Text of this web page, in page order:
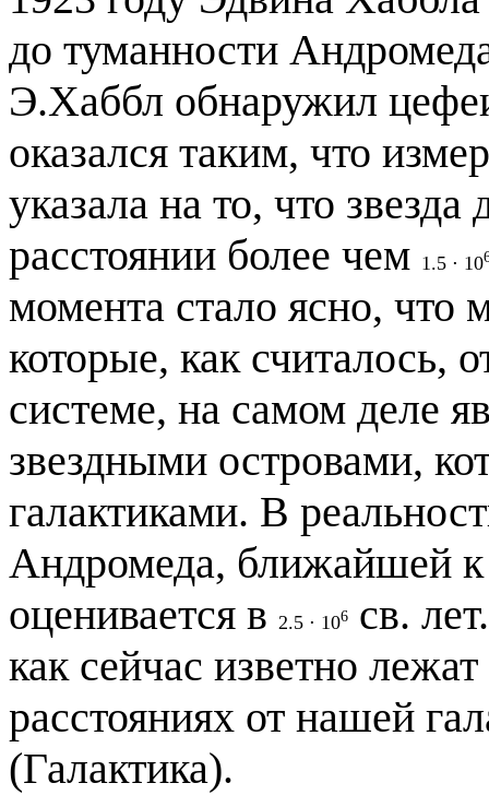
до туманности
Э.Хаббл обнаружил
оказался таким, что
указала на то, что
расстоянии более чем 1.5 ⋅ 10
момента стало ясно, что
которые, как считалось,
системе, на самом деле
звездными островами,
галактиками. В
Андромеда, ближайшей к
оценивается в 2.5 ⋅ 106
св.
как сейчас изветно
расстояниях от нашей
(Галактика).